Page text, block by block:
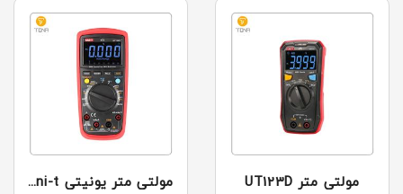
مولتی متر UT123D مولتی متر یونیتی UT139S uni-t